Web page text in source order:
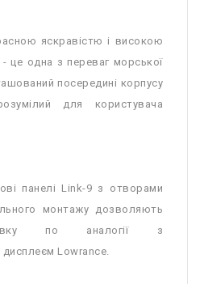
яскравістю і високою
це одна з переваг морської
посередині корпусу
для користувача
панелі Link-9 з отворами
монтажу дозволяють
по аналогії з
дисплеєм Lowrance.